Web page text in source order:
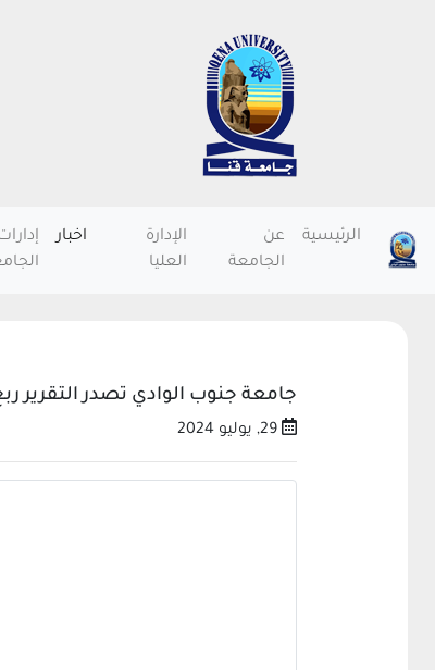
الرئيسية
عن
الجامعة
الإدارة
العليا
اخبار
جامعة جنوب الوادي تصدر التقرير